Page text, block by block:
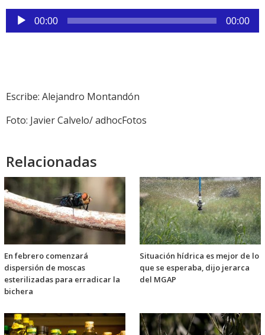
Reproductor
de
00:00 00:00
Escribe: Alejandro Montandón
Foto: Javier Calvelo/ adhocFotos
Relacionadas
En febrero comenzará
dispersión de moscas
esterilizadas para erradicar la
bichera
Situación hídrica es mejor de lo
que se esperaba, dijo jerarca
del MGAP